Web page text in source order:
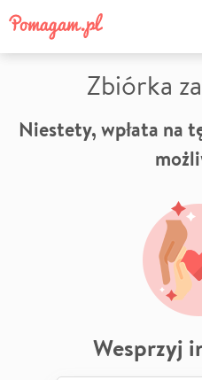
Zbiórka
Niestety, wpłata na
Wesprzyj